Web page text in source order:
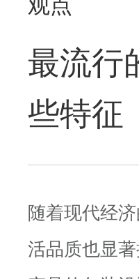
最流行
些特征
随着现代经
活品质也显